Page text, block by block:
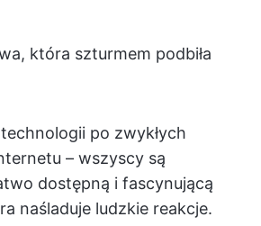
która szturmem podbiła
po zwykłych
– wszyscy są
dostępną i fascynującą
naśladuje ludzkie reakcje.